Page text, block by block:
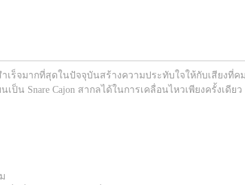
สำเร็จมากที่สุดในปัจจุบันสร้างความประทับใจให้กับเสีย
เป็น Snare Cajon สากลได้ในการเคลื่อนไหวเพียงครั้งเ